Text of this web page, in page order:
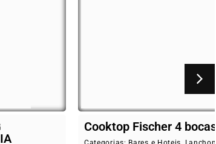
Cooktop Fischer 4 bocas